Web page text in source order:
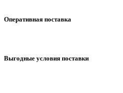
Оперативная поставка
Выгодные условия поставки